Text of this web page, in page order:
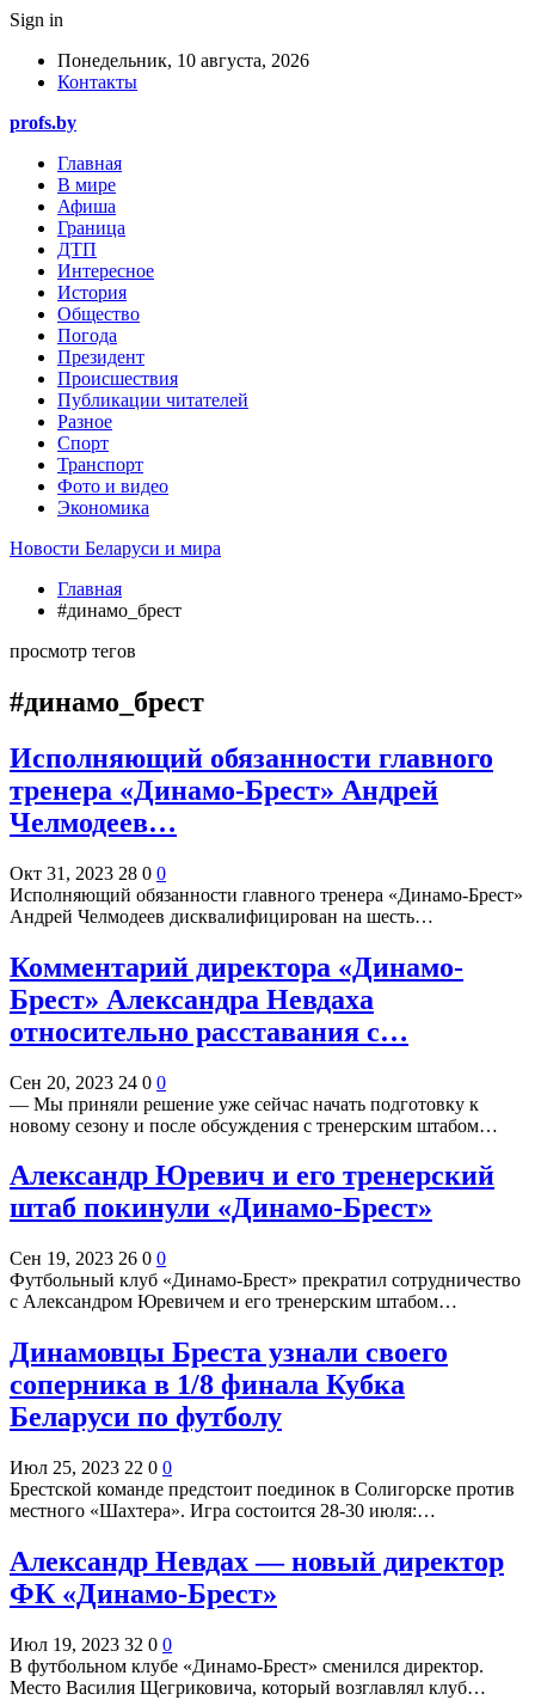
Sign in
Понедельник, 10 августа, 2026
Контакты
profs.by
Главная
В мире
Афиша
Граница
ДТП
Интересное
История
Общество
Погода
Президент
Происшествия
Публикации читателей
Разное
Спорт
Транспорт
Фото и видео
Экономика
Новости Беларуси и мира
Главная
#динамо_брест
просмотр тегов
#динамо_брест
Исполняющий обязанности главного
тренера «Динамо-Брест» Андрей
Челмодеев…
Окт 31, 2023 28 0 0
Исполняющий обязанности главного тренера «Динамо-Брест»
Андрей Челмодеев дисквалифицирован на шесть…
Комментарий директора «Динамо-
Брест» Александра Невдаха
относительно расставания с…
Сен 20, 2023 24 0 0
— Мы приняли решение уже сейчас начать подготовку к
новому сезону и после обсуждения с тренерским штабом…
Александр Юревич и его тренерский
штаб покинули «Динамо-Брест»
Сен 19, 2023 26 0 0
Футбольный клуб «Динамо-Брест» прекратил сотрудничество
с Александром Юревичем и его тренерским штабом…
Динамовцы Бреста узнали своего
соперника в 1/8 финала Кубка
Беларуси по футболу
Июл 25, 2023 22 0 0
Брестской команде предстоит поединок в Солигорске против
местного «Шахтера». Игра состоится 28-30 июля:…
Александр Невдах — новый директор
ФК «Динамо-Брест»
Июл 19, 2023 32 0 0
В футбольном клубе «Динамо-Брест» сменился директор.
Место Василия Щегриковича, который возглавлял клуб…